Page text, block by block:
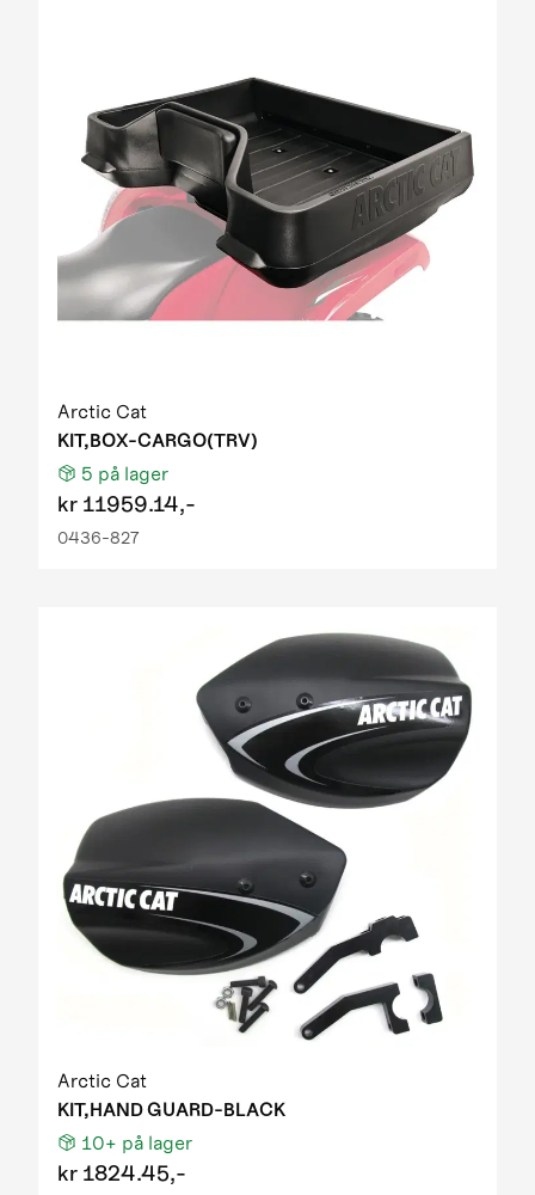
Arctic Cat
KIT,BOX-CARGO(TRV)
5 på lager
kr 11959.14,-
0436-827
Arctic Cat
KIT,HAND GUARD-BLACK
10+ på lager
kr 1824.45,-